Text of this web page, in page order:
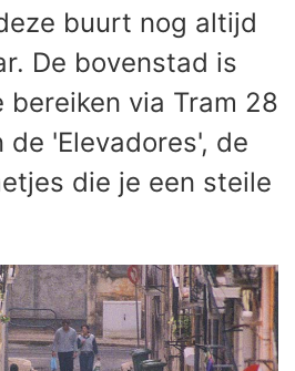
buurt nog altijd
De bovenstad is
via Tram 28
'Elevadores', de
die je een steile